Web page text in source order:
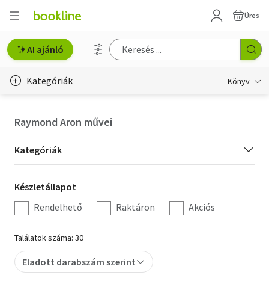
Üres
AI ajánló
Kategóriák Könyv
Hobbi, szabadidő
Irodalom
Művészet
Szakkönyv
Raymond Aron művei
Kategória
szűrés
Kategóriák
Készletállapot
szűrés
Készletállapot
Rendelhető
Raktáron Akciós
Találatok száma: 30
Eladott darabszám szerint